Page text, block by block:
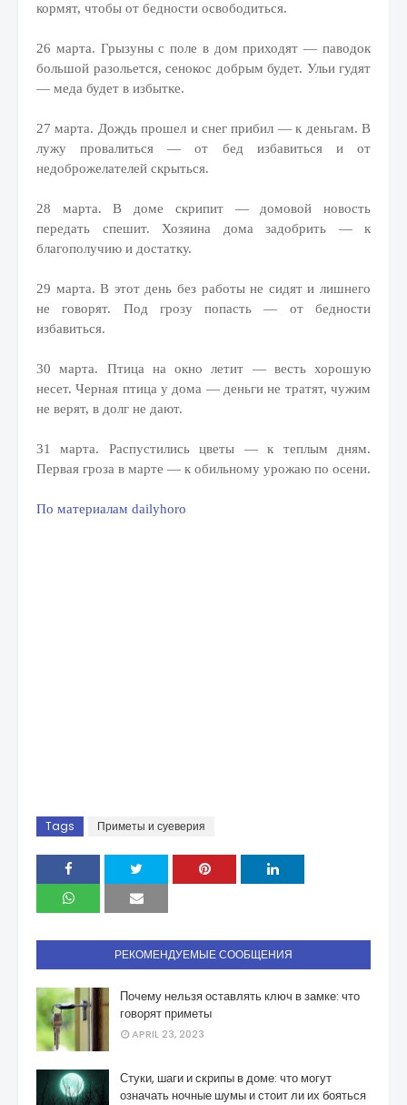
кормят, чтобы от бедности освободиться.
26 марта. Грызуны с поле в дом приходят — паводок
большой разольется, сенокос добрым будет. Ульи гудят
— меда будет в избытке.
27 марта. Дождь прошел и снег прибил — к деньгам. В
лужу провалиться — от бед избавиться и от
недоброжелателей скрыться.
28 марта. В доме скрипит — домовой новость
передать спешит. Хозяина дома задобрить — к
благополучию и достатку.
29 марта. В этот день без работы не сидят и лишнего
не говорят. Под грозу попасть — от бедности
избавиться.
30 марта. Птица на окно летит — весть хорошую
несет. Черная птица у дома — деньги не тратят, чужим
не верят, в долг не дают.
31 марта. Распустились цветы — к теплым дням.
Первая гроза в марте — к обильному урожаю по осени.
По материалам dailyhoro
Tags Приметы и суеверия
РЕКОМЕНДУЕМЫЕ СООБЩЕНИЯ
Почему нельзя оставлять ключ в замке: что
говорят приметы
APRIL 23, 2023
Стуки, шаги и скрипы в доме: что могут
означать ночные шумы и стоит ли их бояться